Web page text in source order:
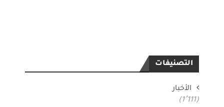
التصنيفات
الأخبار
(1٬111)